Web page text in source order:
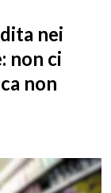
nei
non ci
non